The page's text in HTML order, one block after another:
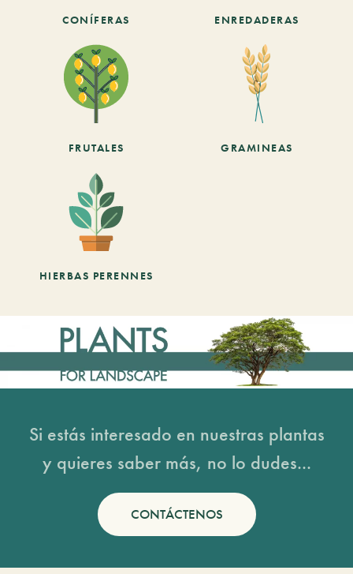
CONÍFERAS ENREDADERAS
FRUTALES GRAMINEAS
HIERBAS PERENNES
Si estás interesado en nuestras plantas
y quieres saber más, no lo dudes...
CONTÁCTENOS